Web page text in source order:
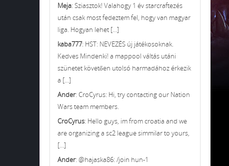
Meja: Sziasztok! Valahogy 1 év starcraftezés
után csak most fedeztem fel, hogy van magyar
liga. Hogyan lehet [...]
kaba777: HST: NEVEZÉS új játékosoknak.
Kedves Mindenki! a mappool váltás utáni
szünetet követően utolsó harmadához érkezik
a [...]
Ander: CroCyrus: Hi, try contacting our Nation
Wars team members.
CroCyrus: Hello guys, im from croatia and we
are organizing a sc2 league simmilar to yours,
[...]
Ander: @hajaska86: /join hun-1